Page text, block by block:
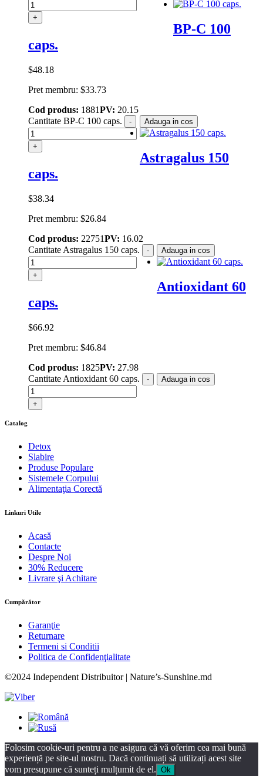
+
BP-C 100
caps.
$48.18
Pret membru: $33.73
Cod produs: 1881PV: 20.15
Cantitate BP-C 100 caps.
-
+
Adauga in cos
Astragalus 150
caps.
$38.34
Pret membru: $26.84
Cod produs: 22751PV: 16.02
Cantitate Astragalus 150 caps.
-
+
Adauga in cos
Antioxidant 60
caps.
$66.92
Pret membru: $46.84
Cod produs: 1825PV: 27.98
Cantitate Antioxidant 60 caps.
-
+
Adauga in cos
Catalog
Detox
Slabire
Produse Populare
Sistemele Corpului
Alimentaţia Corectă
Linkuri Utile
Acasă
Contacte
Despre Noi
30% Reducere
Livrare şi Achitare
Cumpărător
Garanţie
Returnare
Termeni si Conditii
Politica de Confidenţialitate
©2024 Independent Distribuitor | Nature’s-Sunshine.md
Folosim cookie-uri pentru a ne asigura că vă oferim cea mai bună
experiență pe site-ul nostru. Dacă continuați să utilizați acest site
vom presupune că sunteți mulțumit de el. Ok